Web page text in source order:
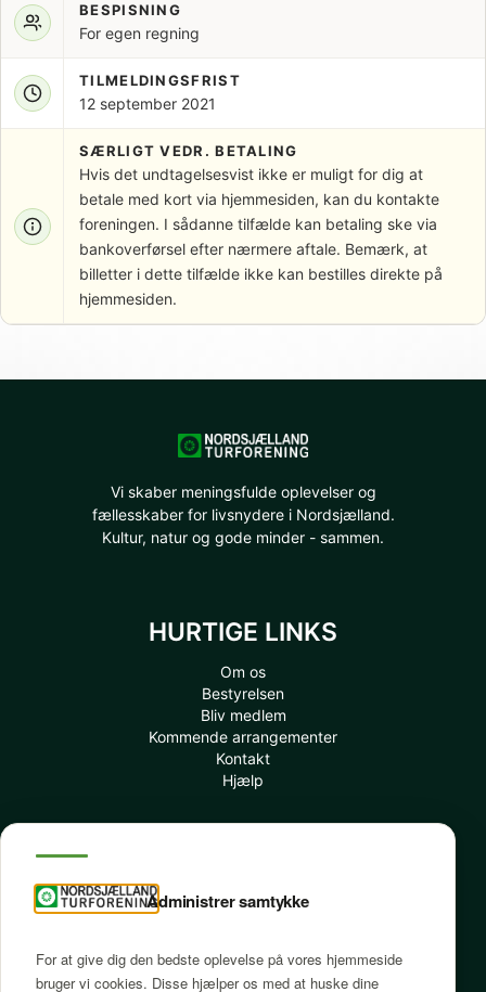
Administrer samtykke
For at give dig den bedste oplevelse på vores hjemmeside
bruger vi cookies. Disse hjælper os med at huske dine
BESPISNING
For egen regning
TILMELDINGSFRIST
12 september 2021
SÆRLIGT VEDR. BETALING
Hvis det undtagelsesvist ikke er muligt for dig at
betale med kort via hjemmesiden, kan du kontakte
foreningen. I sådanne tilfælde kan betaling ske via
bankoverførsel efter nærmere aftale. Bemærk, at
billetter i dette tilfælde ikke kan bestilles direkte på
hjemmesiden.
Vi skaber meningsfulde oplevelser og
fællesskaber for livsnydere i Nordsjælland.
Kultur, natur og gode minder - sammen.
HURTIGE LINKS
Om os
Bestyrelsen
Bliv medlem
Kommende arrangementer
Kontakt
Hjælp
Mit Medlemskab
Betingelser
Ofte spurgte spørgsmål